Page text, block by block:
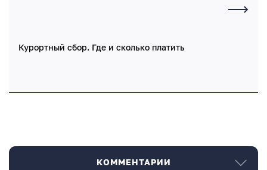
Курортный сбор. Где и сколько платить
КОММЕНТАРИИ